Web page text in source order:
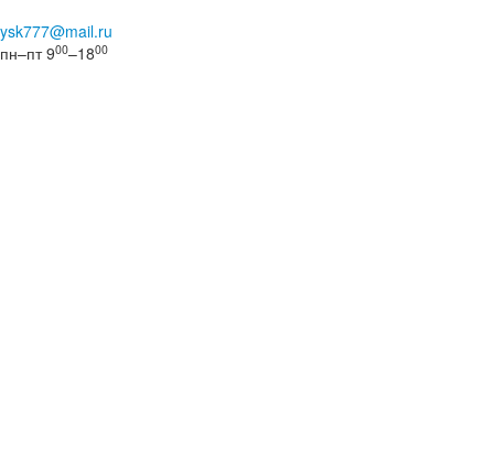
ysk777@mail.ru
пн–пт 900–1800